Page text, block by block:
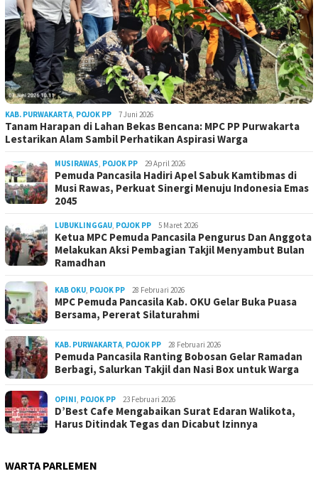
KAB. PURWAKARTA, POJOK PP 7 Juni 2026
Tanam Harapan di Lahan Bekas Bencana: MPC PP Purwakarta
Lestarikan Alam Sambil Perhatikan Aspirasi Warga
MUSIRAWAS, POJOK PP 29 April 2026
Pemuda Pancasila Hadiri Apel Sabuk Kamtibmas di
Musi Rawas, Perkuat Sinergi Menuju Indonesia Emas
2045
LUBUKLINGGAU, POJOK PP 5 Maret 2026
Ketua MPC Pemuda Pancasila Pengurus Dan Anggota
Melakukan Aksi Pembagian Takjil Menyambut Bulan
Ramadhan
KAB OKU, POJOK PP 28 Februari 2026
MPC Pemuda Pancasila Kab. OKU Gelar Buka Puasa
Bersama, Pererat Silaturahmi
KAB. PURWAKARTA, POJOK PP 28 Februari 2026
Pemuda Pancasila Ranting Bobosan Gelar Ramadan
Berbagi, Salurkan Takjil dan Nasi Box untuk Warga
OPINI, POJOK PP 23 Februari 2026
D’Best Cafe Mengabaikan Surat Edaran Walikota,
Harus Ditindak Tegas dan Dicabut Izinnya
WARTA PARLEMEN